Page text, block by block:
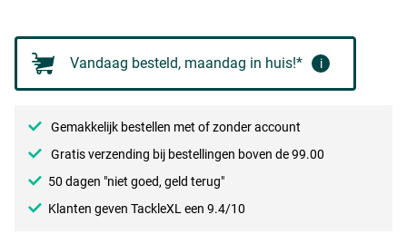
Vandaag besteld, maandag in huis!* i
Gemakkelijk bestellen met of zonder account
Gratis verzending bij bestellingen boven de 99.00
50 dagen "niet goed, geld terug"
Klanten geven TackleXL een 9.4/10